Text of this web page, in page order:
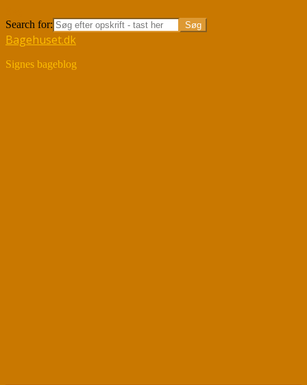
Search for:
Bagehuset.dk
Signes bageblog